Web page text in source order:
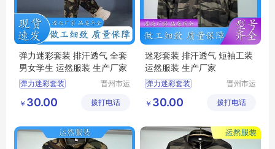
弹力迷彩套装 排汗透气 全套
男女学生 运然服装 生产厂家
弹力迷彩套装
迷彩套装女款
迷彩套装批发
晋州市运
工厂
￥ 30.00 拨打电话
迷彩套装 排汗透气 短袖工装
运然服装 生产厂家
弹力迷彩套装
迷彩套装
迷彩服装
晋州市运
工厂
￥ 30.00 拨打电话